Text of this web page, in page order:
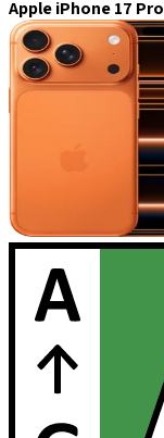
Apple iPhone 17 Pro